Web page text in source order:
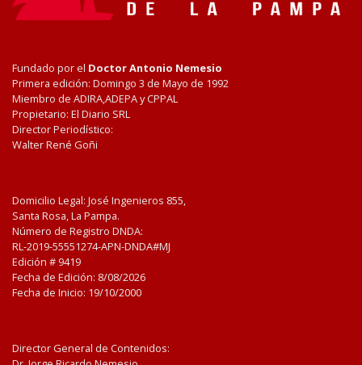
Fundado por el Doctor Antonio Nemesio
Primera edición: Domingo 3 de Mayo de 1992
Miembro de ADIRA,ADEPA y CPPAL
Propietario: El Diario SRL
Director Periodístico:
Walter René Goñi
Domicilio Legal: José Ingenieros 855,
Santa Rosa, La Pampa.
Número de Registro DNDA:
RL-2019-55551274-APN-DNDA#MJ
Edición # 9419
Fecha de Edición: 8/08/2026
Fecha de Inicio: 19/10/2000
Director General de Contenidos: